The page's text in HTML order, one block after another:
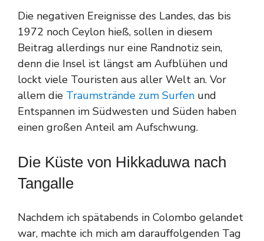
Die negativen Ereignisse des Landes, das bis
1972 noch Ceylon hieß, sollen in diesem
Beitrag allerdings nur eine Randnotiz sein,
denn die Insel ist längst am Aufblühen und
lockt viele Touristen aus aller Welt an. Vor
allem die Traumstrände zum Surfen und
Entspannen im Südwesten und Süden haben
einen großen Anteil am Aufschwung.
Die Küste von Hikkaduwa nach
Tangalle
Nachdem ich spätabends in Colombo gelandet
war, machte ich mich am darauffolgenden Tag